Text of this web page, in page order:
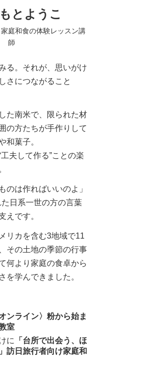
とようこ
庭和食の体験レッスン講
師
る。それが、思いがけ
さにつながること
た南米で、限られた材
の方たちが手作りして
和菓子。
夫して作る”ことの楽
のは作ればいいのよ」
日系一世の方の言葉
えです。
リカを含む3地域で11
その土地の季節の行事
何より家庭の食卓から
を学んできました。
オンライン〉粉から始ま
室
に
「台所で出会う、ほ
訪日旅行者向け家庭和